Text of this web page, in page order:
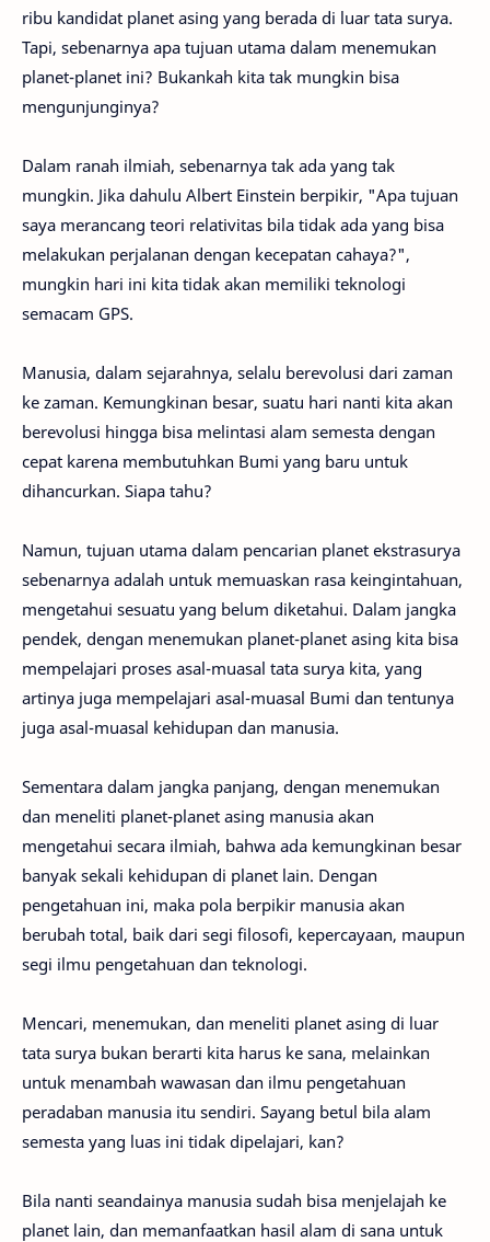
ribu kandidat planet asing yang berada di luar tata surya.
Tapi, sebenarnya apa tujuan utama dalam menemukan
planet-planet ini? Bukankah kita tak mungkin bisa
mengunjunginya?
Dalam ranah ilmiah, sebenarnya tak ada yang tak
mungkin. Jika dahulu Albert Einstein berpikir, "Apa tujuan
saya merancang teori relativitas bila tidak ada yang bisa
melakukan perjalanan dengan kecepatan cahaya?",
mungkin hari ini kita tidak akan memiliki teknologi
semacam GPS.
Manusia, dalam sejarahnya, selalu berevolusi dari zaman
ke zaman. Kemungkinan besar, suatu hari nanti kita akan
berevolusi hingga bisa melintasi alam semesta dengan
cepat karena membutuhkan Bumi yang baru untuk
dihancurkan. Siapa tahu?
Namun, tujuan utama dalam pencarian planet ekstrasurya
sebenarnya adalah untuk memuaskan rasa keingintahuan,
mengetahui sesuatu yang belum diketahui. Dalam jangka
pendek, dengan menemukan planet-planet asing kita bisa
mempelajari proses asal-muasal tata surya kita, yang
artinya juga mempelajari asal-muasal Bumi dan tentunya
juga asal-muasal kehidupan dan manusia.
Sementara dalam jangka panjang, dengan menemukan
dan meneliti planet-planet asing manusia akan
mengetahui secara ilmiah, bahwa ada kemungkinan besar
banyak sekali kehidupan di planet lain. Dengan
pengetahuan ini, maka pola berpikir manusia akan
berubah total, baik dari segi filosofi, kepercayaan, maupun
segi ilmu pengetahuan dan teknologi.
Mencari, menemukan, dan meneliti planet asing di luar
tata surya bukan berarti kita harus ke sana, melainkan
untuk menambah wawasan dan ilmu pengetahuan
peradaban manusia itu sendiri. Sayang betul bila alam
semesta yang luas ini tidak dipelajari, kan?
Bila nanti seandainya manusia sudah bisa menjelajah ke
planet lain, dan memanfaatkan hasil alam di sana untuk